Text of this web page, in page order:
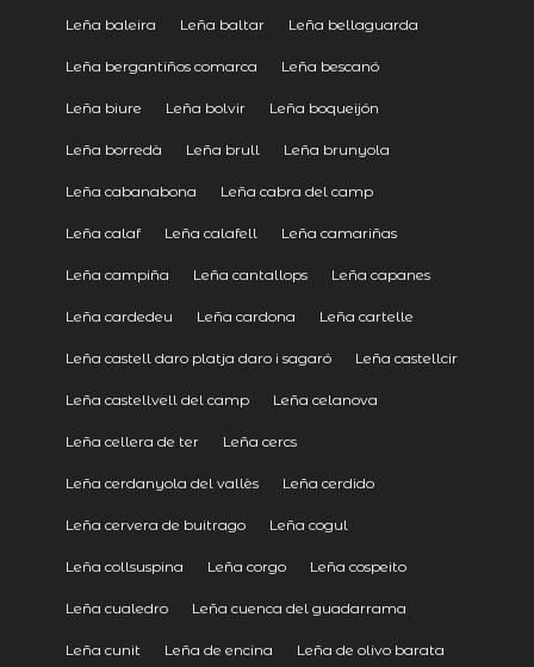
Leña baleira Leña baltar Leña bellaguarda
Leña bergantiños comarca Leña bescanó
Leña biure Leña bolvir Leña boqueijón
Leña borredà Leña brull Leña brunyola
Leña cabanabona Leña cabra del camp
Leña calaf Leña calafell Leña camariñas
Leña campiña Leña cantallops Leña capanes
Leña cardedeu Leña cardona Leña cartelle
Leña castell daro platja daro i sagaró Leña castellcir
Leña castellvell del camp Leña celanova
Leña cellera de ter Leña cercs
Leña cerdanyola del vallès Leña cerdido
Leña cervera de buitrago Leña cogul
Leña collsuspina Leña corgo Leña cospeito
Leña cualedro Leña cuenca del guadarrama
Leña cunit Leña de encina Leña de olivo barata